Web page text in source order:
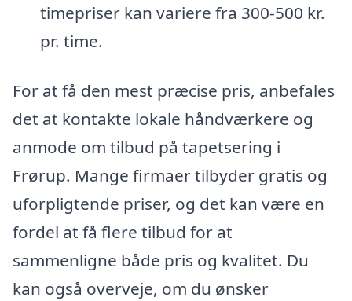
timepriser kan variere fra 300-500 kr.
pr. time.
For at få den mest præcise pris, anbefales
det at kontakte lokale håndværkere og
anmode om tilbud på tapetsering i
Frørup. Mange firmaer tilbyder gratis og
uforpligtende priser, og det kan være en
fordel at få flere tilbud for at
sammenligne både pris og kvalitet. Du
kan også overveje, om du ønsker